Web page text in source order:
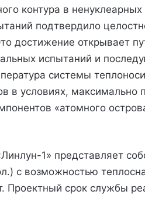
контура в
подтвердило
достижение открывает
испытаний и
системы
в условиях, максимально
«атомного
1» представляет
с возможностью
срок службы